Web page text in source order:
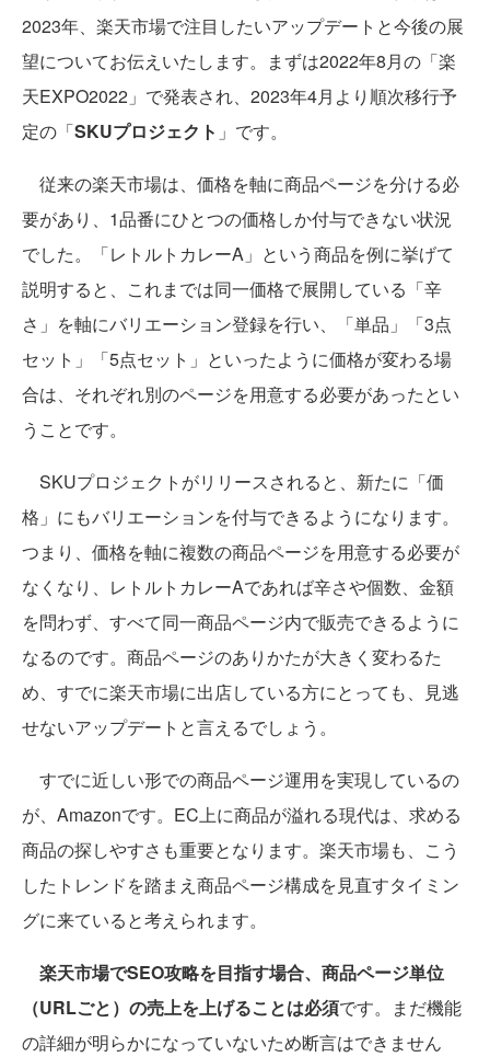
2023年、楽天市場で注目したいアップデートと今後の展
望についてお伝えいたします。まずは2022年8月の「楽
天EXPO2022」で発表され、2023年4月より順次移行予
定の「SKUプロジェクト 」です。
従来の楽天市場は、価格を軸に商品ページを分ける必
要があり、1品番にひとつの価格しか付与できない状況
でした。「レトルトカレーA」という商品を例に挙げて
説明すると、これまでは同一価格で展開している「辛
さ」を軸にバリエーション登録を行い、「単品」「3点
セット」「5点セット」といったように価格が変わる場
合は、それぞれ別のページを用意する必要があったとい
うことです。
SKUプロジェクトがリリースされると、新たに「価
格」にもバリエーションを付与できるようになります。
つまり、価格を軸に複数の商品ページを用意する必要が
なくなり、レトルトカレーAであれば辛さや個数、金額
を問わず、すべて同一商品ページ内で販売できるように
なるのです。商品ページのありかたが大きく変わるた
め、すでに楽天市場に出店している方にとっても、見逃
せないアップデートと言えるでしょう。
すでに近しい形での商品ページ運用を実現しているの
が、Amazonです。EC上に商品が溢れる現代は、求める
商品の探しやすさも重要となります。楽天市場も、こう
したトレンドを踏まえ商品ページ構成を見直すタイミン
グに来ていると考えられます。
楽天市場でSEO攻略を目指す場合、商品ページ単位
（URLごと）の売上を上げることは必須です。まだ機能
の詳細が明らかになっていないため断言はできません